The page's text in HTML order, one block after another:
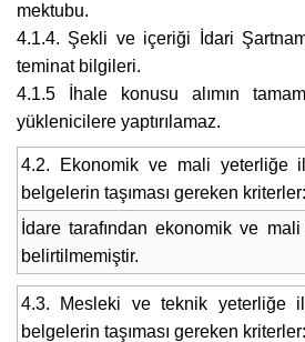
mektubu.
4.1.4. Şekli ve içeriği İdari
teminat bilgileri.
4.1.5 İhale konusu alımın
yüklenicilere yaptırılamaz.
4.2. Ekonomik ve mali yeterliğe
belgelerin taşıması gereken kriterler:
İdare tarafından ekonomik ve
belirtilmemiştir.
4.3. Mesleki ve teknik yeterliğe
belgelerin taşıması gereken kriterler: